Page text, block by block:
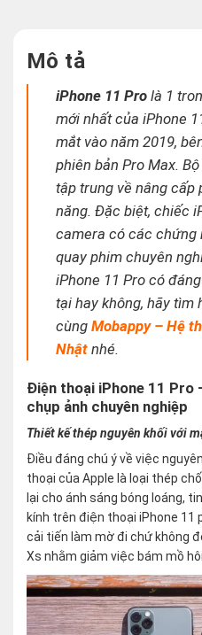
Mô tả
iPhone 11 Pro là 1
mới nhất của iPhone
mắt vào năm 2019,
phiên bản Pro Max.
tập trung về nâng cấp
năng. Đặc biệt, chiếc
camera có các chứng
quay phim chuyên
iPhone 11 Pro có
tại hay không, hãy tìm
cùngMobappy – Hệ
Nhật nhé.
Điện thoại iPhone 11 Pro
chụp ảnh chuyên nghiệp
Thiết kế thép nguyên khối với
Điều đáng chú ý về việc
thoại của Apple là loại thép
lại cho ánh sáng bóng loáng,
kính trên điện thoại iPhone 11
cải tiến làm mờ đi chứ không
Xs nhằm giảm việc bám mồ